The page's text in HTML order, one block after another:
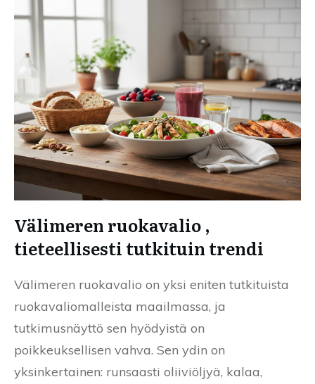
Välimeren ruokavalio ,
tieteellisesti tutkituin trendi
Välimeren ruokavalio on yksi eniten tutkituista
ruokavaliomalleista maailmassa, ja
tutkimusnäyttö sen hyödyistä on
poikkeuksellisen vahva. Sen ydin on
yksinkertainen: runsaasti oliiviöljyä, kalaa,